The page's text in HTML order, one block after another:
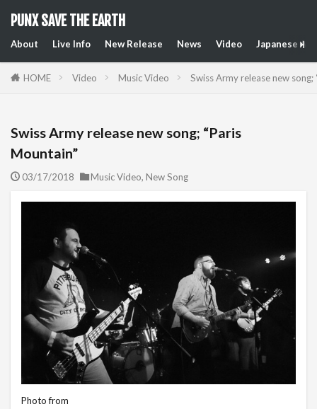
PUNX SAVE THE EARTH
About Live Info New Release News Video Japanese
HOME Video Music Video Swiss Army release new song;
Swiss Army release new song; “Paris
Mountain”
03/17/2018 Music Video, New Song
Photo from